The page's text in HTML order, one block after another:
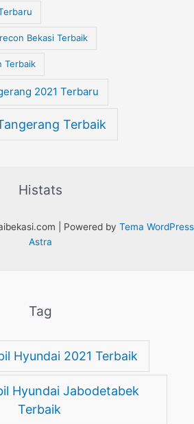
Bekasi Terbaik
Terbaik
2021 Terbaru
Terbaik
Histats
| Powered by Tema WordPress
Astra
Tag
Hyundai 2021 Terbaik
Hyundai Jabodetabek
Terbaik